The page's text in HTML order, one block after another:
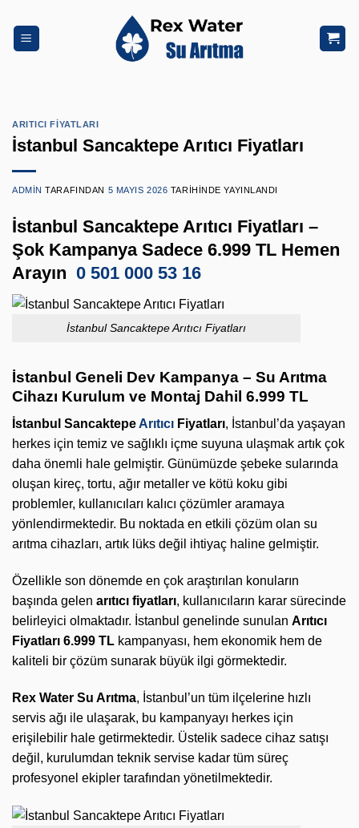
atla
ARITICI FIYATLARI
İstanbul Sancaktepe Arıtıcı Fiyatları
ADMIN TARAFINDAN 5 MAYIS 2026 TARIHINDE YAYINLANDI
İstanbul Sancaktepe Arıtıcı Fiyatları –
Şok Kampanya Sadece 6.999 TL Hemen
Arayın 0 501 000 53 16
İstanbul Sancaktepe Arıtıcı Fiyatları
İstanbul Geneli Dev Kampanya – Su Arıtma
Cihazı Kurulum ve Montaj Dahil 6.999 TL
İstanbul SancaktepeArıtıcı Fiyatları, İstanbul’da yaşayan
herkes için temiz ve sağlıklı içme suyuna ulaşmak artık çok
daha önemli hale gelmiştir. Günümüzde şebeke sularında
oluşan kireç, tortu, ağır metaller ve kötü koku gibi
problemler, kullanıcıları kalıcı çözümler aramaya
yönlendirmektedir. Bu noktada en etkili çözüm olan su
arıtma cihazları, artık lüks değil ihtiyaç haline gelmiştir.
Özellikle son dönemde en çok araştırılan konuların
başında gelen arıtıcı fiyatları, kullanıcıların karar sürecinde
belirleyici olmaktadır. İstanbul genelinde sunulan Arıtıcı
Fiyatları 6.999 TL kampanyası, hem ekonomik hem de
kaliteli bir çözüm sunarak büyük ilgi görmektedir.
Rex Water Su Arıtma, İstanbul’un tüm ilçelerine hızlı
servis ağı ile ulaşarak, bu kampanyayı herkes için
erişilebilir hale getirmektedir. Üstelik sadece cihaz satışı
değil, kurulumdan teknik servise kadar tüm süreç
profesyonel ekipler tarafından yönetilmektedir.